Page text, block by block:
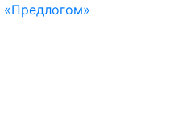
«Предлогом»